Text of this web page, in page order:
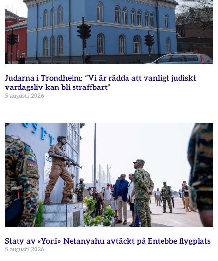
Judarna i Trondheim: ”Vi är rädda att vanligt judiskt
vardagsliv kan bli straffbart”
5 augusti 2026
Staty av «Yoni» Netanyahu avtäckt på Entebbe flygplats
5 augusti 2026